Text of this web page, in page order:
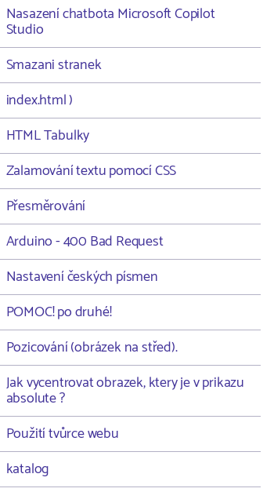
Nasazení chatbota Microsoft Copilot
Studio
Smazani stranek
index.html )
HTML Tabulky
Zalamování textu pomocí CSS
Přesměrování
Arduino - 400 Bad Request
Nastavení českých písmen
POMOC! po druhé!
Pozicování (obrázek na střed).
Jak vycentrovat obrazek, ktery je v prikazu
absolute ?
Použití tvůrce webu
katalog